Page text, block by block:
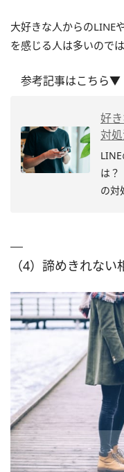
大好きな人からのLINE
を感じる人は多いので
参考記事はこちら▼
好
対
は？
の対
（4）諦めきれな